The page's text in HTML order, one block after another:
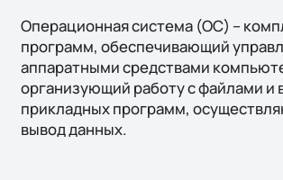
Операционная система (ОС) –
программ, обеспечивающий
аппаратными средствами
организующий работу с файлами и
прикладных программ,
вывод данных.